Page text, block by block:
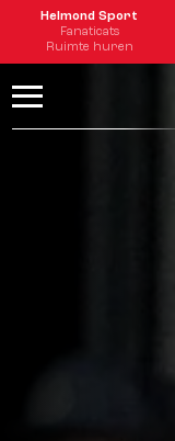
Helmond Sport
Fanaticats
Ruimte huren